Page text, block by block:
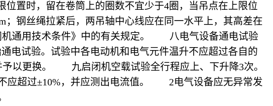
置时，留在卷筒上的圈数不宜少于4圈，当吊点在上限位
钢丝绳拉紧后，两吊轴中心线应在同一水平上，其高差在
机通用技术条件》中的有关规定。 八电气设备通电试验
电试验。试验中各电动机和电气元件温升不应超过各自的
予以更换。 九启闭机空载试验全行程应上、下升降3次。
应超过±10%，并应测出电流值。 2电气设备应无异常发